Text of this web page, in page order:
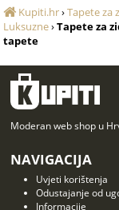
Kupiti.hr›Tapete za
Luksuzne›Tapete za
tapete
Moderan web shop u
NAVIGACIJA
Uvjeti korištenja
Odustajanje od
Informacije